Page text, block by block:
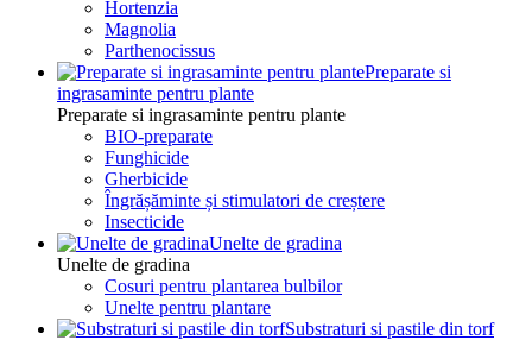
Hortenzia
Magnolia
Parthenocissus
Preparate si
ingrasaminte pentru plante
Preparate si ingrasaminte pentru plante
BIO-preparate
Funghicide
Gherbicide
Îngrășăminte și stimulatori de creștere
Insecticide
Unelte de gradina
Unelte de gradina
Cosuri pentru plantarea bulbilor
Unelte pentru plantare
Substraturi si pastile din torf